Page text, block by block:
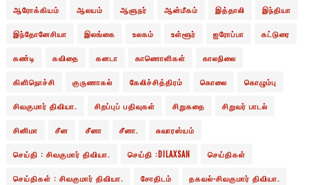
ஆரோக்கியம் ஆலயம் ஆளுநர் ஆன்மீகம் இத்தாலி இந்தியா
இந்தோனேசியா இலங்கை உலகம் உள்ளூர் ஐரோப்பா கட்டுரை
கண்டி கவிதை கனடா காணொளிகள் காலநிலை
கிளிநொச்சி குருணாகல் கேலிச்சித்திரம் கொலை கொழும்பு
சிவகுமார் திவியா. சிறப்புப் பதிவுகள் சிறுகதை சிறுவர் பாடல்
சினிமா சீன சீனா சீனா. சுவாரஸ்யம்
செய்தி : சிவகுமார் திவியா. செய்தி :DILAXSAN செய்திகள்
செய்திகள் : சிவகுமார் திவியா. சோதிடம் தகவல்-சிவகுமார் திவியா.